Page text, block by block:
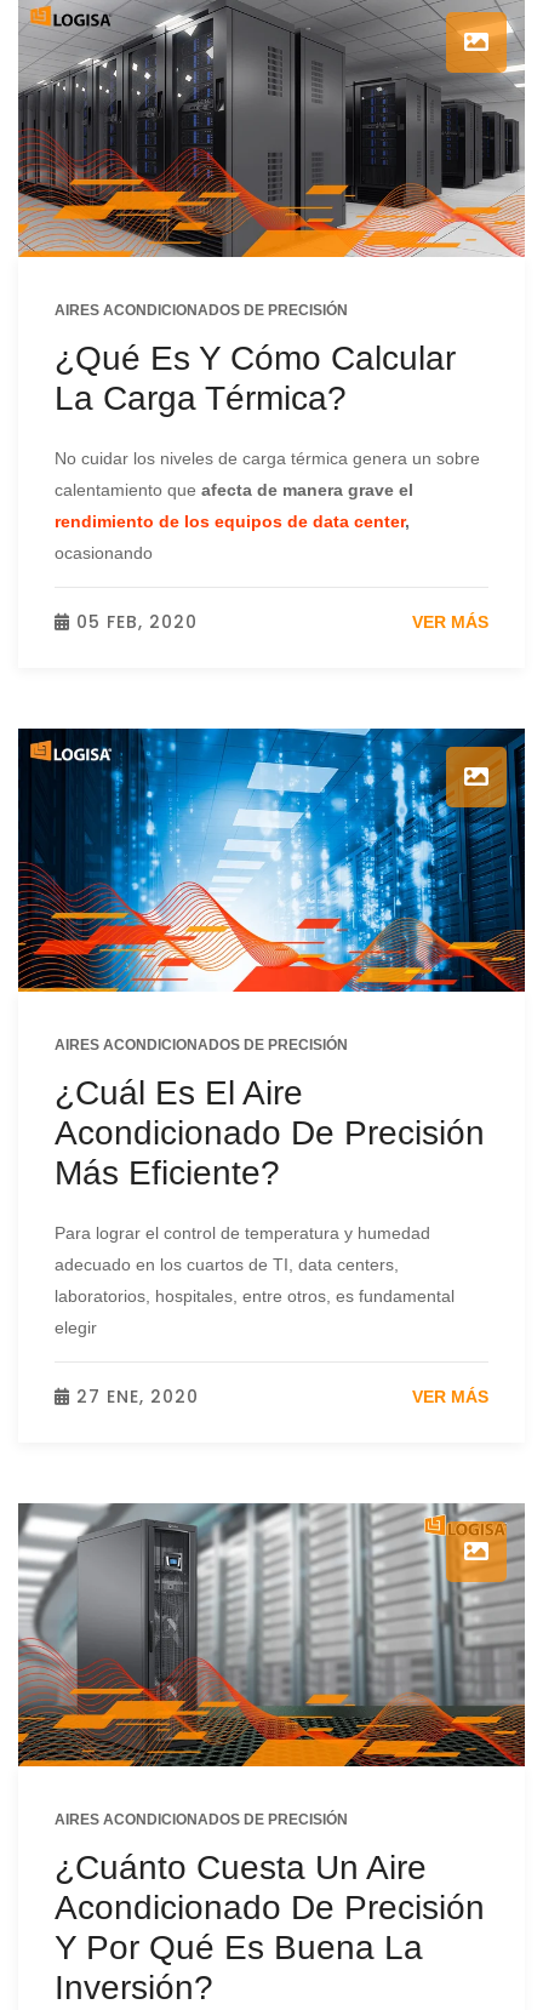
AIRES ACONDICIONADOS DE PRECISIÓN
¿Qué Es Y Cómo Calcular
La Carga Térmica?
No cuidar los niveles de carga térmica genera un sobre
calentamiento que afecta de manera grave el
rendimiento de los equipos de data center,
ocasionando
05 FEB, 2020 VER MÁS
AIRES ACONDICIONADOS DE PRECISIÓN
¿Cuál Es El Aire
Acondicionado De Precisión
Más Eficiente?
Para lograr el control de temperatura y humedad
adecuado en los cuartos de TI, data centers,
laboratorios, hospitales, entre otros, es fundamental
elegir
27 ENE, 2020 VER MÁS
AIRES ACONDICIONADOS DE PRECISIÓN
¿Cuánto Cuesta Un Aire
Acondicionado De Precisión
Y Por Qué Es Buena La
Inversión?